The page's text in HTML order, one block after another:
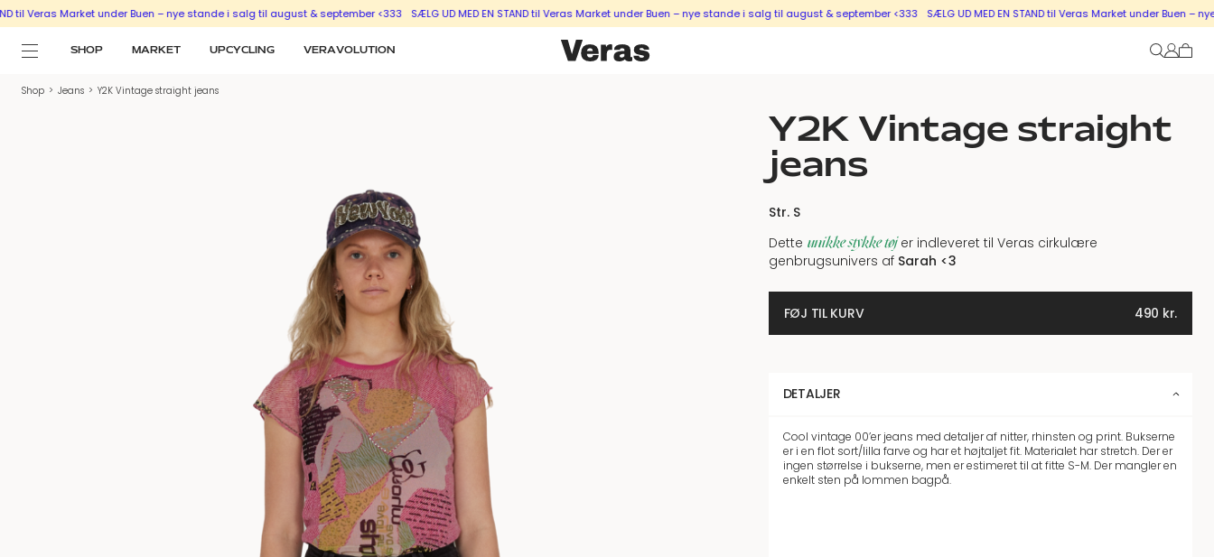
Market under Buen – nye stande i salg til august & september <333 SÆLG UD MED EN STAND til Veras Market under Buen – nye stande i salg til august & september <333 SÆLG UD MED EN STAND til Veras Market under Buen – nye
SHOP MARKET UPCYCLING VERAVOLUTION
Shop > Jeans > Y2K Vintage straight jeans
Y2K Vintage straight
jeans
Str. S
Dette unikke stykke tøjer indleveret til Veras cirkulære
genbrugsunivers af Sarah <3
FØJ TIL KURV 490 kr.
DETALJER
Cool vintage 00’er jeans med detaljer af nitter, rhinsten og print. Bukserne
er i en flot sort/lilla farve og har et højtaljet fit. Materialet har stretch. Der er
ingen størrelse i bukserne, men er estimeret til at fitte S-M. Der mangler en
enkelt sten på lommen bagpå.